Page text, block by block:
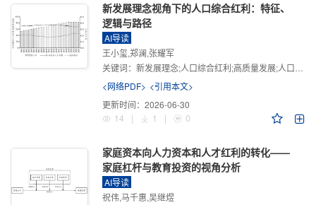
新发展理念视角下的人口综合红利：特征、
逻辑与路径
AI导读
王小玺,郑澜,张耀军
关键词： 新发展理念;人口综合红利;高质量发展;人口政策;中国式现代化
<网络PDF> <引用本文>
更新时间： 2026-06-30
14
| 1 | 0
家庭资本向人力资本和人才红利的转化——
家庭杠杆与教育投资的视角分析
AI导读
祝伟,马千惠,吴继煜